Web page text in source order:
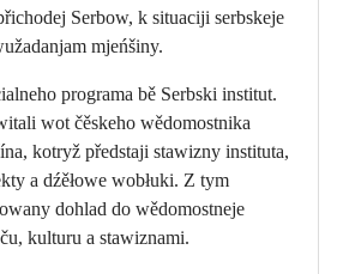
Serbow, k situaciji serbskeje
mjeńšiny.
programa bě Serbski institut.
wot čěskeho wědomostnika
kotryž předstaji stawizny instituta,
a dźěłowe wobłuki. Z tym
dohlad do wědomostneje
kulturu a stawiznami.